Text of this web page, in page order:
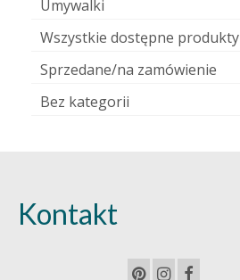
Umywalki
Wszystkie dostępne produkty
Sprzedane/na zamówienie
Bez kategorii
Kontakt